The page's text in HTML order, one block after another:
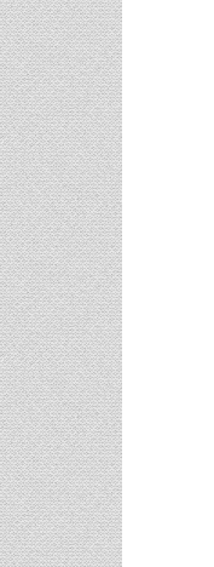
Μαριλού